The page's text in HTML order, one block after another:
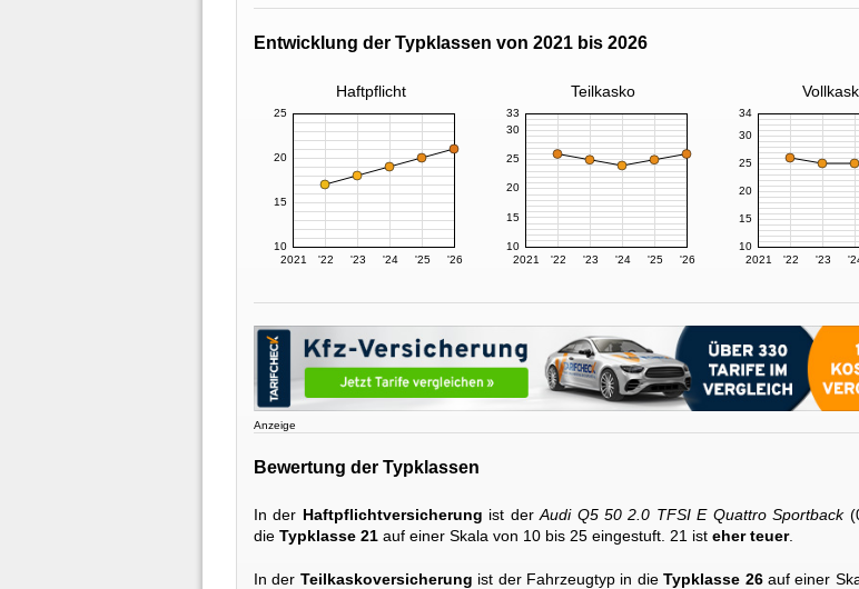
Entwicklung der Typklassen von 2021 bis 2026
Haftpflicht Teilkasko
2021 '22 '23 '24 '25 '26
10
15
20
25
2021 '22 '23 '24 '25 '26
10
15
20
25
30
33
2021 '22 '23
10
15
20
25
30
34
Anzeige
Bewertung der Typklassen
In der Haftpflichtversicherung ist derAudi Q5 50 2.0 TFSI E Quattro Sportback
die Typklasse 21 auf einer Skala von 10 bis 25 eingestuft. 21 ist eher teuer.
In der Teilkaskoversicherung ist der Fahrzeugtyp in dieTypklasse 26auf einer